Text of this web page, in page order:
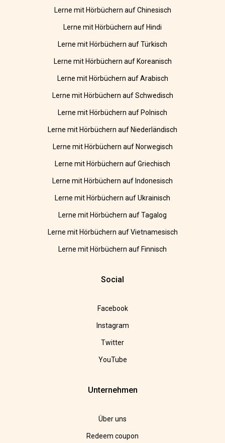
Lerne mit Hörbüchern auf Chinesisch
Lerne mit Hörbüchern auf Hindi
Lerne mit Hörbüchern auf Türkisch
Lerne mit Hörbüchern auf Koreanisch
Lerne mit Hörbüchern auf Arabisch
Lerne mit Hörbüchern auf Schwedisch
Lerne mit Hörbüchern auf Polnisch
Lerne mit Hörbüchern auf Niederländisch
Lerne mit Hörbüchern auf Norwegisch
Lerne mit Hörbüchern auf Griechisch
Lerne mit Hörbüchern auf Indonesisch
Lerne mit Hörbüchern auf Ukrainisch
Lerne mit Hörbüchern auf Tagalog
Lerne mit Hörbüchern auf Vietnamesisch
Lerne mit Hörbüchern auf Finnisch
Social
Facebook
Instagram
Twitter
YouTube
Unternehmen
Über uns
Redeem coupon